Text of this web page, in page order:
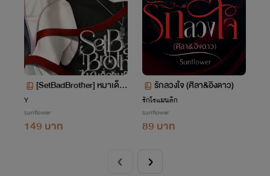
[SetBadBrother] หมาเด็ก
[สงคราม+ไต้ฝุ่น]
Y
sunflower
149 บาท
รักลวงใจ (ศิลา&อิงดาว)​
รักโรแมนติก
sunflower
89 บาท